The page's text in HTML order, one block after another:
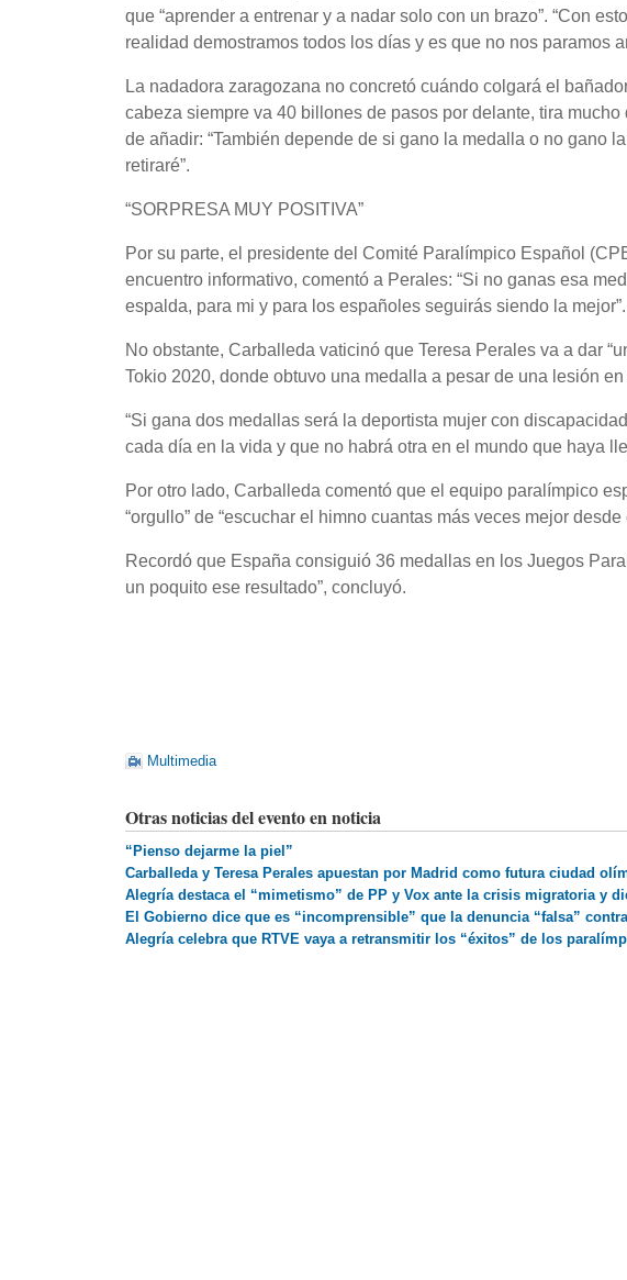
que “aprender a entrenar y a nadar solo con un brazo”. “Con
realidad demostramos todos los días y es que no nos paramos
La nadadora zaragozana no concretó cuándo colgará el
cabeza siempre va 40 billones de pasos por delante, tira
de añadir: “También depende de si gano la medalla o no gano
retiraré”.
“SORPRESA MUY POSITIVA”
Por su parte, el presidente del Comité Paralímpico Español
encuentro informativo, comentó a Perales: “Si no ganas esa
espalda, para mi y para los españoles seguirás siendo la mejor”.
No obstante, Carballeda vaticinó que Teresa Perales va a dar
Tokio 2020, donde obtuvo una medalla a pesar de una lesión
“Si gana dos medallas será la deportista mujer con
cada día en la vida y que no habrá otra en el mundo que haya
Por otro lado, Carballeda comentó que el equipo paralímpico
“orgullo” de “escuchar el himno cuantas más veces mejor desde
Recordó que España consiguió 36 medallas en los Juegos
un poquito ese resultado”, concluyó.
Multimedia
Otras noticias del evento en noticia
“Pienso dejarme la piel”
Carballeda y Teresa Perales apuestan por Madrid como futura ciudad
Alegría destaca el “mimetismo” de PP y Vox ante la crisis migratoria y
El Gobierno dice que es “incomprensible” que la denuncia “falsa”
Alegría celebra que RTVE vaya a retransmitir los “éxitos” de los